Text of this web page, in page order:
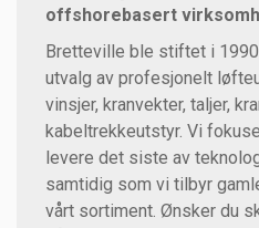
offshorebasert
Bretteville ble stiftet i
utvalg av profesjonelt
vinsjer, kranvekter, taljer,
kabeltrekkeutstyr. Vi
levere det siste av
samtidig som vi tilbyr
vårt sortiment. Ønsker du